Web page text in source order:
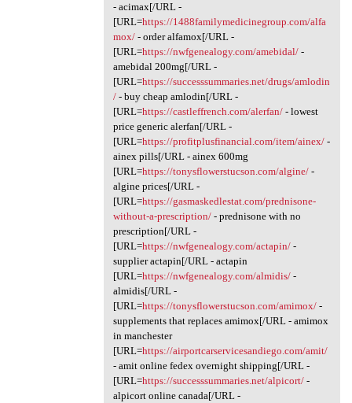
- acimax[/URL -
[URL=https://1488familymedicinegroup.com/alfa
mox/- order alfamox[/URL -
[URL=https://nwfgenealogy.com/amebidal/-
amebidal 200mg[/URL -
[URL=https://successsummaries.net/drugs/amlodin
/- buy cheap amlodin[/URL -
[URL=https://castleffrench.com/alerfan/- lowest
price generic alerfan[/URL -
[URL=https://profitplusfinancial.com/item/ainex/-
ainex pills[/URL - ainex 600mg
[URL=https://tonysflowerstucson.com/algine/-
algine prices[/URL -
[URL=https://gasmaskedlestat.com/prednisone-
without-a-prescription/- prednisone with no
prescription[/URL -
[URL=https://nwfgenealogy.com/actapin/-
supplier actapin[/URL - actapin
[URL=https://nwfgenealogy.com/almidis/-
almidis[/URL -
[URL=https://tonysflowerstucson.com/amimox/-
supplements that replaces amimox[/URL - amimox
in manchester
[URL=https://airportcarservicesandiego.com/amit/
- amit online fedex overnight shipping[/URL -
[URL=https://successsummaries.net/alpicort/-
alpicort online canada[/URL -